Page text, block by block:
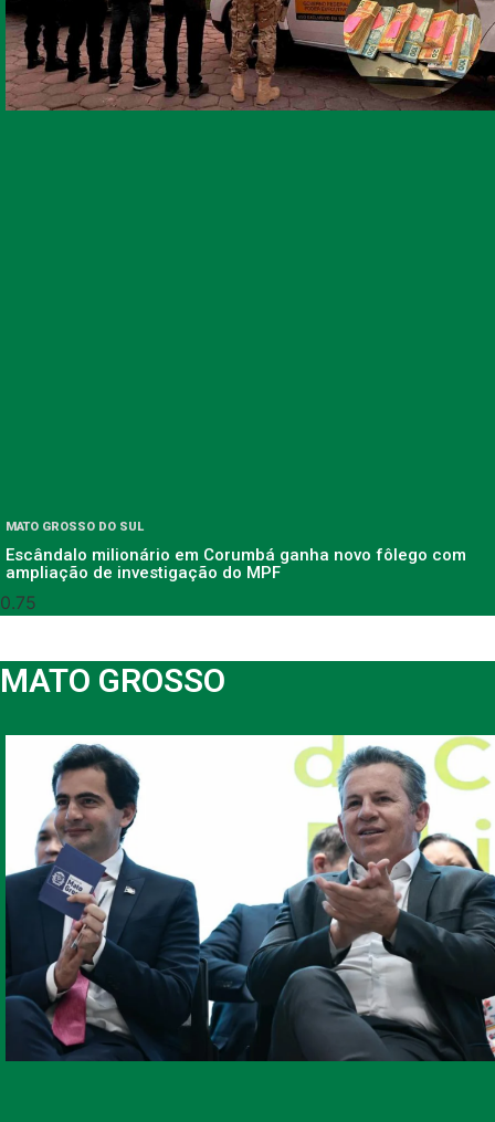
MATO GROSSO DO SUL
Escândalo milionário em Corumbá ganha novo fôlego com
ampliação de investigação do MPF
MATO GROSSO